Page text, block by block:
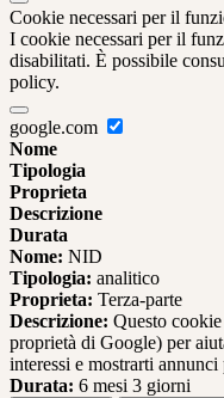
Cookie necessari per il
I cookie necessari per il
disabilitati. È possibile
policy.
google.com
Nome
Tipologia
Proprieta
Descrizione
Durata
Nome: NID
Tipologia: analitico
Proprieta: Terza-parte
Descrizione: Questo
proprietà di Google) per
interessi e mostrarti
Durata: 6 mesi 3 giorni